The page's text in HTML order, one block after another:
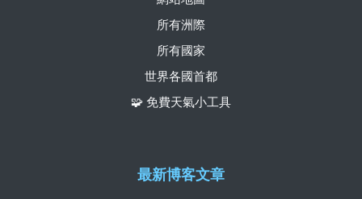
所有洲際
所有國家
世界各國首都
🧩 免費天氣小工具
最新博客文章